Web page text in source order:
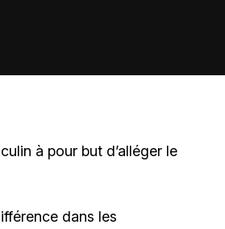
à pour but d’alléger le
dans les